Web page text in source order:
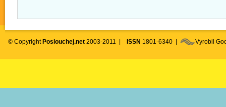
© Copyright Poslouchej.net 2003-2011 | ISSN 1801-6340 | Vyrobil